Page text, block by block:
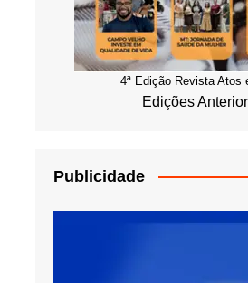
4ª Edição Revista Atos
Edições
Publicidade